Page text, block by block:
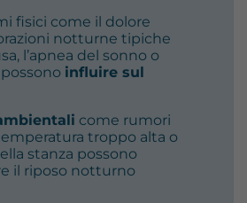
fisici come il dolore
notturne tipiche
l’apnea del sonno o
influire sul
come rumori
troppo alta o
stanza possono
il riposo notturno